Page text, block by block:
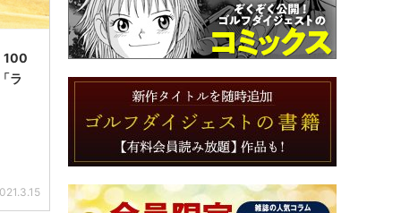
100
ラ